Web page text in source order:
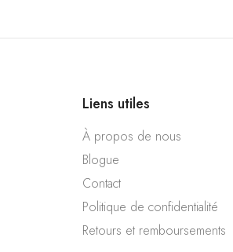
Liens utiles
À propos de nous
Blogue
Contact
Politique de confidentialité
Retours et remboursements